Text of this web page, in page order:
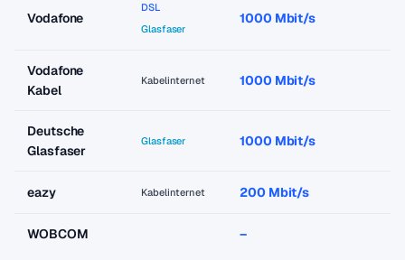
Vodafone
DSL
Glasfaser
1000 Mbit/s
Vodafone
Kabel
Kabelinternet 1000 Mbit/s
Deutsche
Glasfaser
Glasfaser 1000 Mbit/s
eazy Kabelinternet 200 Mbit/s
WOBCOM –